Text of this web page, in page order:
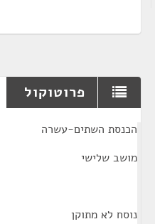
פרוטוקול
הכנסת השתים-עשרה
מושב שלישי
נוסח לא מתוקן